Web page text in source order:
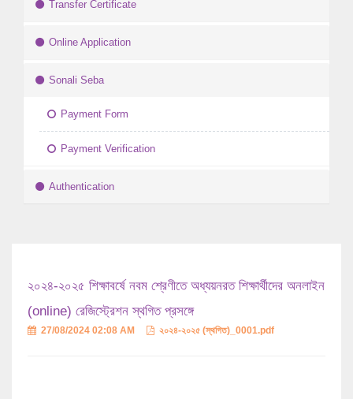
Transfer Certificate
Online Application
Sonali Seba
Payment Form
Payment Verification
Authentication
২০২৪-২০২৫ শিক্ষাবর্ষে নবম শ্রেণীতে অধ্যয়নরত শিক্ষার্থীদের অনলাইন
(online) রেজিস্ট্রেশন স্থগিত প্রসঙ্গে
27/08/2024 02:08 AM ২০২৪-২০২৫ (স্থগিত)_0001.pdf